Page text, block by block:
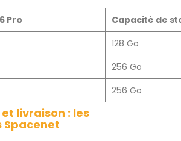
Pro
Capacité de
128 Go
256 Go
256 Go
livraison : les